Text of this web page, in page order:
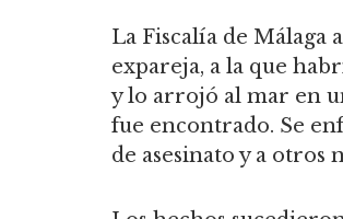
La Fiscalía de Málaga
expareja, a la que
y lo arrojó al mar en
fue encontrado. Se
de asesinato y a otros